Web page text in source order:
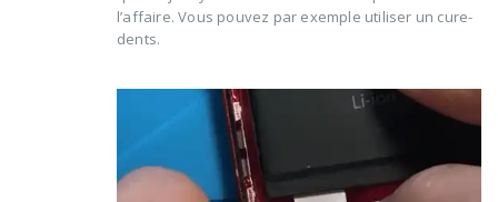
l’affaire. Vous pouvez par exemple utiliser un cure-
dents.